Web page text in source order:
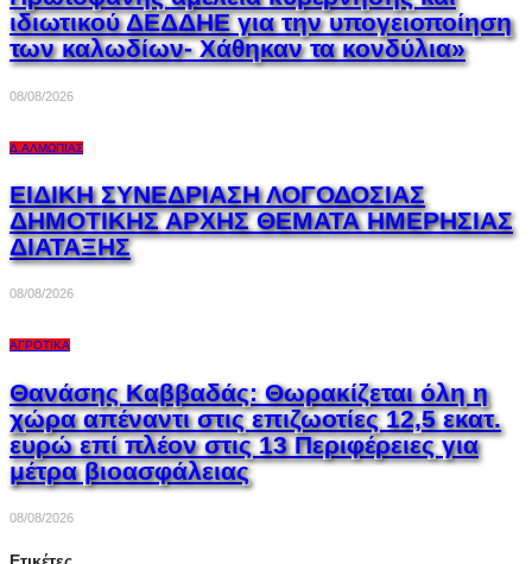
ιδιωτικού ΔΕΔΔΗΕ για την υπογειοποίηση
των καλωδίων- Χάθηκαν τα κονδύλια»
08/08/2026
Δ.ΑΛΜΩΠΊΑΣ
ΕΙΔΙΚΗ ΣΥΝΕΔΡΙΑΣΗ ΛΟΓΟΔΟΣΙΑΣ
ΔΗΜΟΤΙΚΗΣ ΑΡΧΗΣ ΘΕΜΑΤΑ ΗΜΕΡΗΣΙΑΣ
ΔΙΑΤΑΞΗΣ
08/08/2026
ΑΓΡΟΤΙΚΆ
Θανάσης Καββαδάς: Θωρακίζεται όλη η
χώρα απέναντι στις επιζωοτίες 12,5 εκατ.
ευρώ επί πλέον στις 13 Περιφέρειες για
μέτρα βιοασφάλειας
08/08/2026